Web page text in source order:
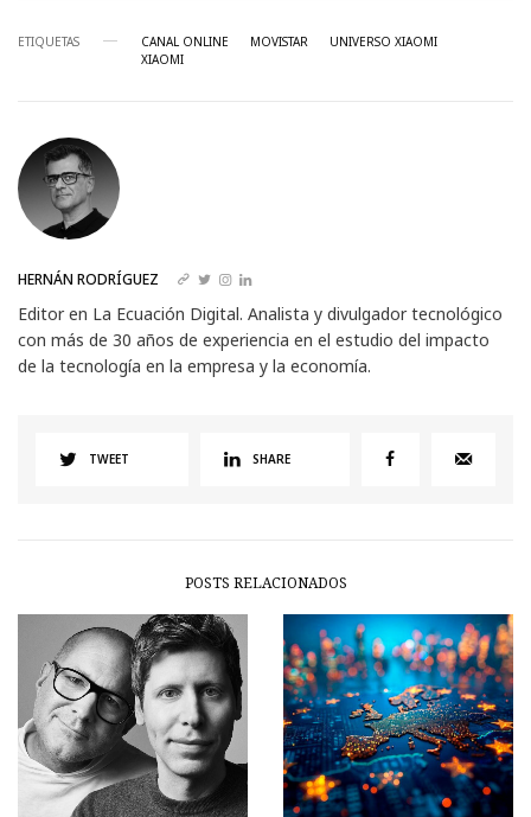
ETIQUETAS CANAL ONLINE MOVISTAR
UNIVERSO XIAOMI
XIAOMI
HERNÁN RODRÍGUEZ
Editor en La Ecuación Digital. Analista y divulgador tecnológico
con más de 30 años de experiencia en el estudio del impacto
de la tecnología en la empresa y la economía.
TWEET SHARE
POSTS RELACIONADOS